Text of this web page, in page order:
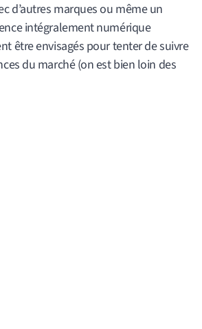
d’autres marques ou même un
intégralement numérique
être envisagés pour tenter de suivre
du marché (on est bien loin des